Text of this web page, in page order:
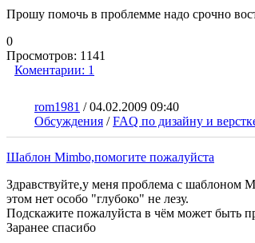
Прошу помочь в проблемме надо срочно
0
Просмотров: 1141
Коментарии: 1
rom1981 /04.02.2009 09:40
Обсуждения /FAQ по дизайну и
Шаблон Mimbo,помогите пожалуйста
Здравствуйте,у меня проблема с шаблоном
этом нет особо "глубоко" не лезу.
Подскажите пожалуйста в чём может быть
Заранее спасибо